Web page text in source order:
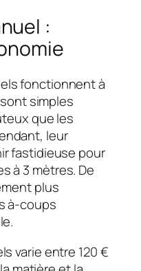
:
fonctionnent à
sont simples
que les
leur
fastidieuse pour
à 3 mètres. De
plus
à-coups
varie entre 120 €